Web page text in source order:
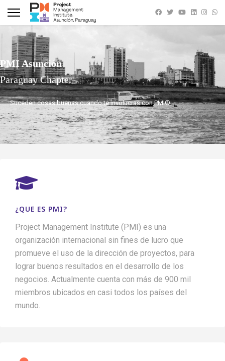
PMI Asunción
Paraguay Chapter
Suceden cosas buenas cuando te involucras con PMI®
¿QUE ES PMI?
Project Management Institute (PMI) es una
organización internacional sin fines de lucro que
promueve el uso de la dirección de proyectos, para
lograr buenos resultados en el desarrollo de los
negocios. Actualmente cuenta con más de 900 mil
miembros ubicados en casi todos los países del
mundo.